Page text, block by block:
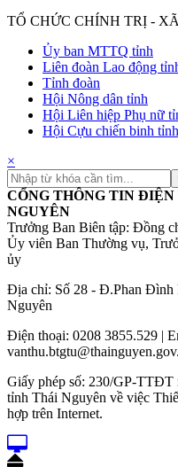
TỔ CHỨC CHÍNH TRỊ -
Ủy ban MTTQ tỉnh
Liên đoàn Lao động
Tỉnh đoàn
Hội Nông dân tỉnh
Hội Liên hiệp Phụ nữ
Hội Cựu chiến binh tỉnh
×
CỔNG THÔNG TIN
NGUYÊN
Trưởng Ban Biên tập: Đồng
Ủy viên Ban Thường vụ,
ủy
Địa chỉ: Số 28 - Đ.Phan Đình
Nguyên
Điện thoại: 0208 3855.529 |
Giấy phép số: 230/GP-
tỉnh Thái Nguyên về việc
hợp trên Internet.